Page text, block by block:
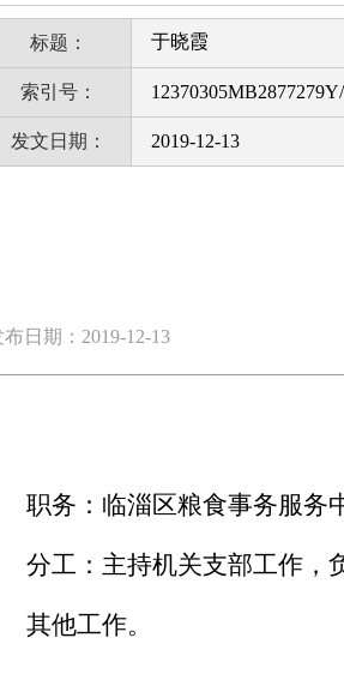
标题： 于晓霞
索引号：
发文日期： 2019-12-13
布日期：2019-12-13
职务：临淄区粮食事务服务
分工：主持机关支部工作，
其他工作。